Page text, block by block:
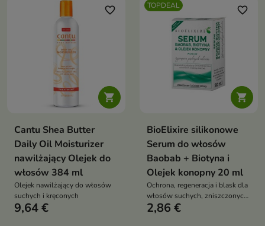

favorite_border
Cantu Shea Butter
Daily Oil Moisturizer
nawilżający Olejek do
włosów 384 ml
Olejek nawilżający do włosów
suchych i kręconych
9,64 €
TOPDEAL

favorite_border
BioElixire silikonowe
Serum do włosów
Baobab + Biotyna i
Olejek konopny 20 ml
Ochrona, regeneracja i blask dla
włosów suchych, zniszczonych
i puszących się
2,86 €